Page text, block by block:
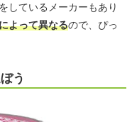
しているメーカーもあり
よって異なるので、ぴっ
う